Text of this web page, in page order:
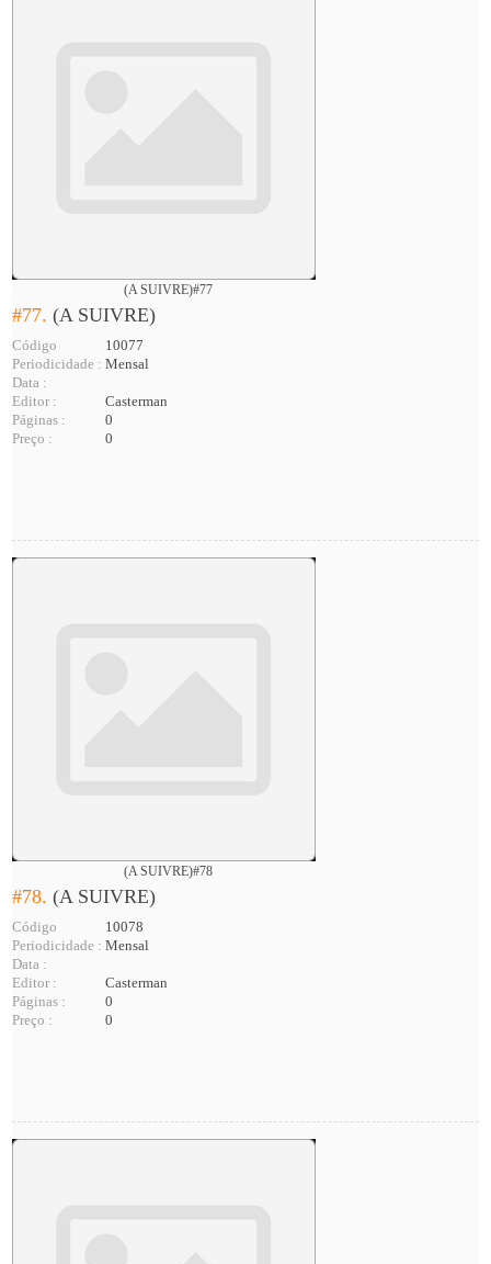
(A SUIVRE)#77
#77.(A SUIVRE)
Código
10077
Periodicidade : Mensal
Data :
Editor :
Casterman
Páginas :
0
Preço :
0
(A SUIVRE)#78
#78.(A SUIVRE)
Código
10078
Periodicidade : Mensal
Data :
Editor :
Casterman
Páginas :
0
Preço :
0